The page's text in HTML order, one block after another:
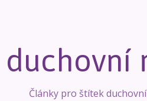
duchovní
Články pro štítek